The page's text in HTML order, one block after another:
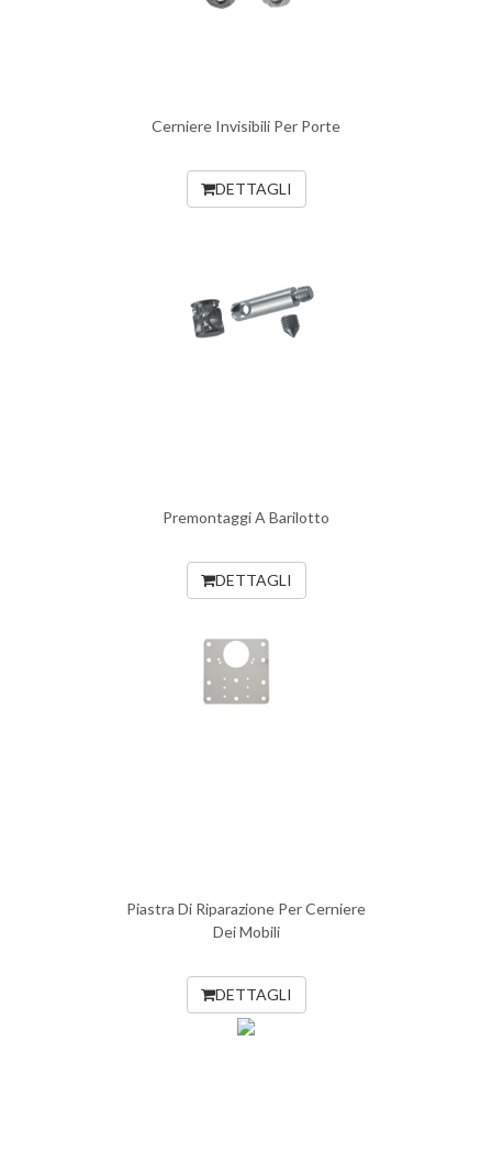
Cerniere Invisibili Per Porte
DETTAGLI
Premontaggi A Barilotto
DETTAGLI
Piastra Di Riparazione Per Cerniere
Dei Mobili
DETTAGLI